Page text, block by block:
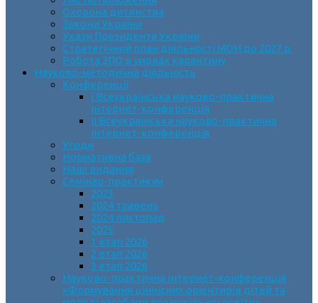
Охорона дитинства
Закони України
Укази Президента України
Стратегічний план діяльності МОН до 2027 р.
Робота ЗПО в умовах карантину
Науково-методична діяльність
Конференції
І Всеукраїнська науково-практична
інтернет-конференція
ІІ Всеукраїнська науково-практична
інтернет-конференція
Угоди
Нормативна база
Наші видання
Семінар-практикум
2023
2024 травень
2024 листопад
2025
1 етап 2026
2 етап 2026
3 етап 2026
Науково-практична інтернет-конференція
«Формування ціннісних орієнтирів дітей та